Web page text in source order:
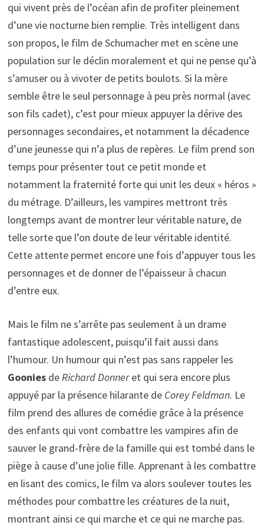
qui vivent près de l’océan afin de profiter pleinement
d’une vie nocturne bien remplie. Très intelligent dans
son propos, le film de Schumacher met en scène une
population sur le déclin moralement et qui ne pense qu’à
s’amuser ou à vivoter de petits boulots. Si la mère
semble être le seul personnage à peu près normal (avec
son fils cadet), c’est pour mieux appuyer la dérive des
personnages secondaires, et notamment la décadence
d’une jeunesse qui n’a plus de repères. Le film prend son
temps pour présenter tout ce petit monde et
notamment la fraternité forte qui unit les deux « héros »
du métrage. D’ailleurs, les vampires mettront très
longtemps avant de montrer leur véritable nature, de
telle sorte que l’on doute de leur véritable identité.
Cette attente permet encore une fois d’appuyer tous les
personnages et de donner de l’épaisseur à chacun
d’entre eux.
Mais le film ne s’arrête pas seulement à un drame
fantastique adolescent, puisqu’il fait aussi dans
l’humour. Un humour qui n’est pas sans rappeler les
GooniesdeRichard Donneret qui sera encore plus
appuyé par la présence hilarante de Corey Feldman. Le
film prend des allures de comédie grâce à la présence
des enfants qui vont combattre les vampires afin de
sauver le grand-frère de la famille qui est tombé dans le
piège à cause d’une jolie fille. Apprenant à les combattre
en lisant des comics, le film va alors soulever toutes les
méthodes pour combattre les créatures de la nuit,
montrant ainsi ce qui marche et ce qui ne marche pas.